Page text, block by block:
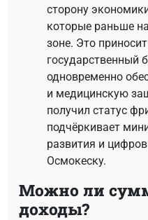
сторону
которые раньше
зоне. Это
государственный
одновременно
и медицинскую
получил статус
подчёркивает
развития и
Осмокеску.
Можно ли
доходы?